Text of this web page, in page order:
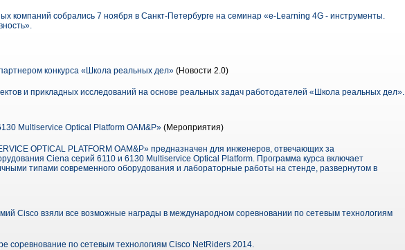
компаний собрались 7 ноября в Санкт-Петербурге на семинар «e-Learning 4G - инструменты.
конкурса «Школа реальных дел» (Новости 2.0)
и прикладных исследований на основе реальных задач работодателей «Школа реальных дел».
Multiservice Optical Platform OAM&P» (Мероприятия)
OPTICAL PLATFORM OAM&P» предназначен для инженеров, отвечающих за
Ciena серий 6110 и 6130 Multiservice Optical Platform. Программа курса включает
типами современного оборудования и лабораторные работы на стенде, развернутом в
Cisco взяли все возможные награды в международном соревновании по сетевым технологиям
соревнование по сетевым технологиям Cisco NetRiders 2014.